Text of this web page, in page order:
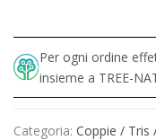
Per ogni ordine
insieme a TREE-
Categoria: Coppie / Tris